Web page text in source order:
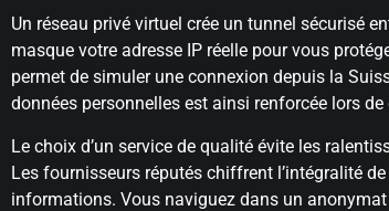
Un réseau privé virtuel crée un tunnel sécurisé
masque votre adresse IP réelle pour vous
permet de simuler une connexion depuis la
données personnelles est ainsi renforcée lors
Le choix d’un service de qualité évite les
Les fournisseurs réputés chiffrent l’intégralité
informations. Vous naviguez dans un